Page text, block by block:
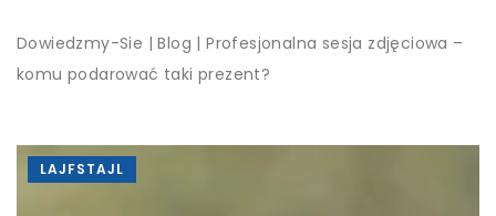
Dowiedzmy-Sie |Blog |Profesjonalna sesja zdjęciowa –
komu podarować taki prezent?
LAJFSTAJL